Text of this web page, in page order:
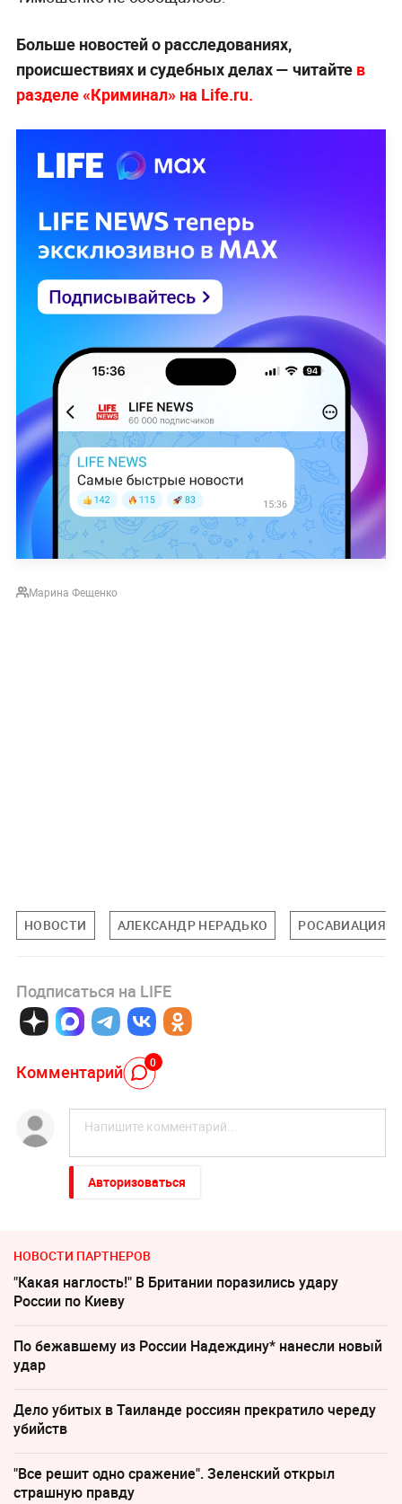
Больше новостей о расследованиях,
происшествиях и судебных делах — читайтев
разделе «Криминал» на Life.ru.
Марина Фещенко
НОВОСТИ АЛЕКСАНДР НЕРАДЬКО РОСАВИАЦИЯ
Подписаться на LIFE
Комментарий 0
Авторизоваться
НОВОСТИ ПАРТНЕРОВ
"Какая наглость!" В Британии поразились удару
России по Киеву
По бежавшему из России Надеждину* нанесли новый
удар
Дело убитых в Таиланде россиян прекратило череду
убийств
"Все решит одно сражение". Зеленский открыл
страшную правду